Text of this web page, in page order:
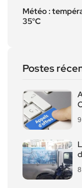
Météo :
35°C
Postes